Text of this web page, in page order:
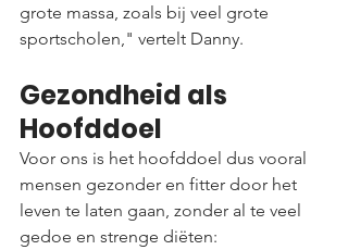
grote massa, zoals bij veel grote
sportscholen," vertelt Danny.
Gezondheid als
Hoofddoel
Voor ons is het hoofddoel dus vooral
mensen gezonder en fitter door het
leven te laten gaan, zonder al te veel
gedoe en strenge diëten: